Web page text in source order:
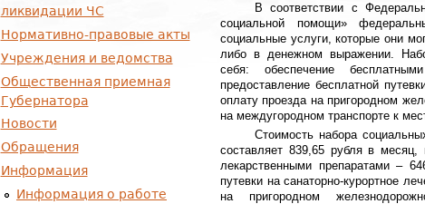
В соответствии с
социальной помощи»
социальные услуги, которые они
либо в денежном выражении.
себя: обеспечение
предоставление бесплатной
оплату проезда на пригородном
на междугородном транспорте к
Стоимость набора
составляет 839,65 рубля в
лекарственными препаратами –
путевки на санаторно-курортное
на пригородном
ликвидации ЧС
Нормативно-правовые акты
Учреждения и ведомства
Общественная приемная
Губернатора
Новости
Обращения
Информация
Информация о работе